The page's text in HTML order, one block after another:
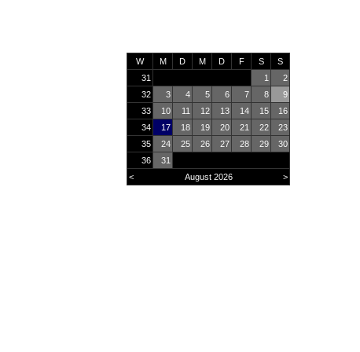
W M D M D F S
S
31
1
2
32
3 4 5 6 7 8
9
33
10 11 12 13 14 15
16
34
17 18 19 20 21 22
23
35
24 25 26 27 28 29
30
36
31
>
< August 2026